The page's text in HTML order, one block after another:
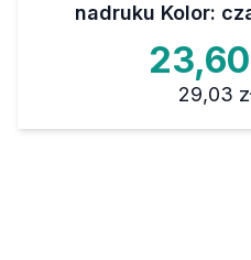
nadruku Kolor:
23,60
29,03